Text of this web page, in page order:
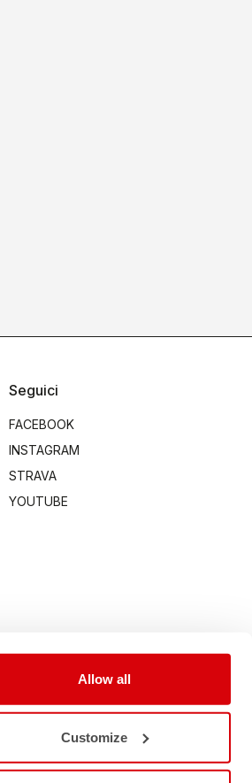
Allow all
Customize
Seguici
FACEBOOK
INSTAGRAM
STRAVA
YOUTUBE